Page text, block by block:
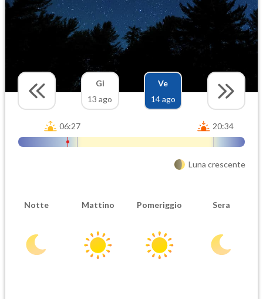
Gi
13 ago
Ve
14 ago
06:27 20:34
Luna crescente
Notte Mattino Pomeriggio Sera